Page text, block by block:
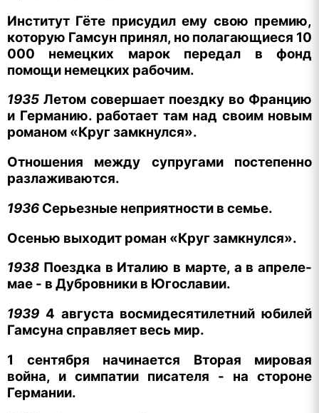
Институт Гёте присудил ему свою премию,
которую Гамсун принял, но полагающиеся 10
000 немецких марок передал в фонд
помощи немецких рабочим.
1935 Летом совершает поездку во Францию
и Германию. работает там над своим новым
романом «Круг замкнулся».
Отношения между супругами постепенно
разлаживаются.
1936 Серьезные неприятности в семье.
Осенью выходит роман «Круг замкнулся».
1938 Поездка в Италию в марте, а в апреле-
мае - в Дубровники в Югославии.
1939 4 августа восмидесятилетний юбилей
Гамсуна справляет весь мир.
1 сентября начинается Вторая мировая
война, и симпатии писателя - на стороне
Германии.